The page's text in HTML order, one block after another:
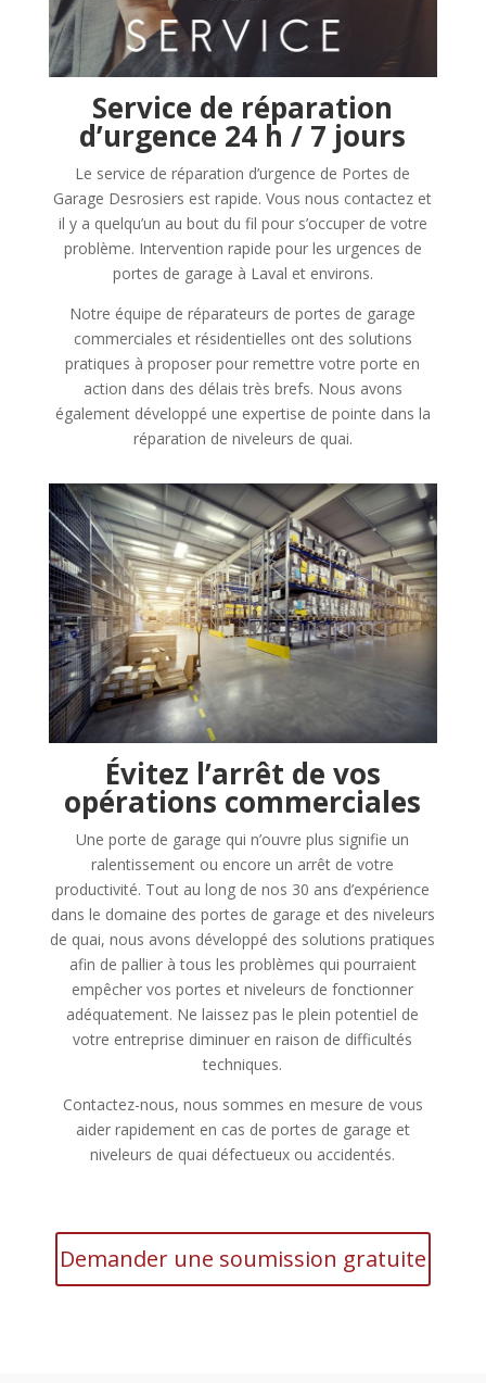
Service de réparation
d’urgence 24 h / 7 jours
Le service de réparation d’urgence de Portes de
Garage Desrosiers est rapide. Vous nous contactez et
il y a quelqu’un au bout du fil pour s’occuper de votre
problème. Intervention rapide pour les urgences de
portes de garage à Laval et environs.
Notre équipe de réparateurs de portes de garage
commerciales et résidentielles ont des solutions
pratiques à proposer pour remettre votre porte en
action dans des délais très brefs. Nous avons
également développé une expertise de pointe dans la
réparation de niveleurs de quai.
Évitez l’arrêt de vos
opérations commerciales
Une porte de garage qui n’ouvre plus signifie un
ralentissement ou encore un arrêt de votre
productivité. Tout au long de nos 30 ans d’expérience
dans le domaine des portes de garage et des niveleurs
de quai, nous avons développé des solutions pratiques
afin de pallier à tous les problèmes qui pourraient
empêcher vos portes et niveleurs de fonctionner
adéquatement. Ne laissez pas le plein potentiel de
votre entreprise diminuer en raison de difficultés
techniques.
Contactez-nous, nous sommes en mesure de vous
aider rapidement en cas de portes de garage et
niveleurs de quai défectueux ou accidentés.
Demander une soumission gratuite